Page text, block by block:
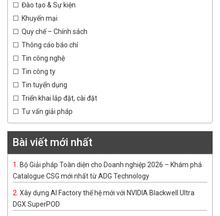
Đào tạo & Sự kiện
Khuyến mại
Quy chế – Chính sách
Thông cáo báo chí
Tin công nghệ
Tin công ty
Tin tuyển dụng
Triển khai lắp đặt, cài đặt
Tư vấn giải pháp
Bài viết mới nhất
Bộ Giải pháp Toàn diện cho Doanh nghiệp 2026 – Khám phá
Catalogue CSG mới nhất từ ADG Technology
Xây dựng AI Factory thế hệ mới với NVIDIA Blackwell Ultra
DGX SuperPOD